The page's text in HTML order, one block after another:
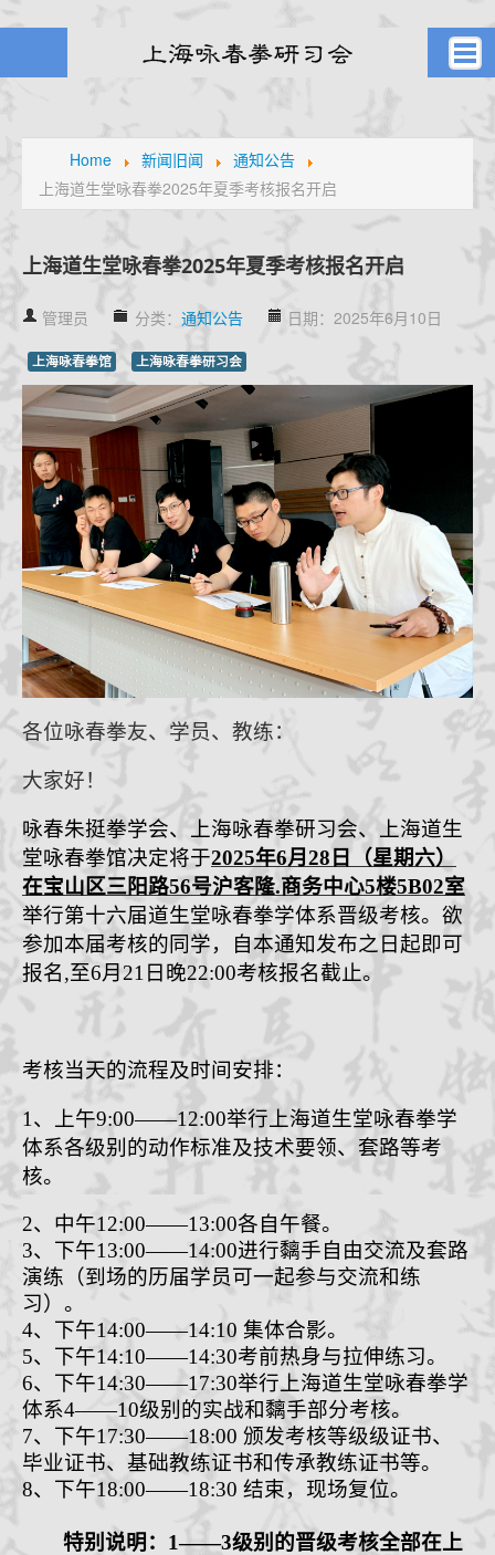
武者之风
课堂剪影
元生堂记
武林掌故
通知公告
高手点拨
名家论拳
视频课堂
咏春拳经
档案查询
学员档案
教练认证
拳馆认证
报名学习
招生简章
体系制度
Home 新闻旧闻
通知公告
上海道生堂咏春拳2025年夏季考核报名开启
上海道生堂咏春拳2025年夏季考核报名开启
管理员 分类： 通知公告 日期：2025年6月10日
上海咏春拳馆 上海咏春拳研习会
各位咏春拳友、学员、教练：
大家好！
咏春朱挺拳学会、上海咏春拳研习会、 上海道生
堂咏春拳馆决定将于2025年6月 28 日（星期六）
在宝山 区三阳路56号沪客隆.商务中心5楼5B02室
举行第十六届道生堂咏春拳学体系晋级考核。欲
参加本届考核的同学，自本通知发布之日起即可
报名,至6月21日晚22:00考核报名截止。
考核当天的流程及时间安排：
1、 上午9:00——12:00举行上海道生堂咏春拳学
体系各级别的动作标准及技术要领、套路等考
核。
2、 中午12:00——13:00各自午餐。
3、 下午1 3:00——14:00进行黐手自由交流及套路
演练（到场的历届学员可一起参与交流和练
习）。
4、 下午14:00——14:10 集体合影。
5、 下午14:10——14:30考前热身与拉伸练习。
6、 下午14:30——17:30举行 上海道生堂咏春拳学
体系4——10级别的实战和黐手部分考核。
7、 下午17:30——18:00 颁发考核等级级证书、
毕业证书、基础教练证书和传承教练证书等。
8、 下午18:00——18:30 结束，现场复位。
特别说明： 1——3级别 的晋级考核全部在上